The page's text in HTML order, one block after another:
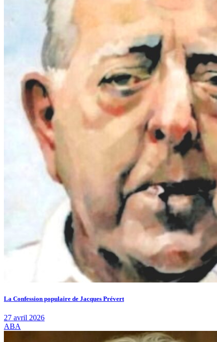
La Confession populaire de Jacques Prévert
27 avril 2026
ABA